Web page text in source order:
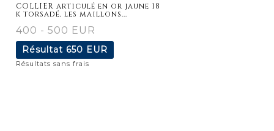
COLLIER articulé en or jaune 18
k torsadé, les maillons...
400 - 500 EUR
Résultat 650 EUR
Résultats sans frais